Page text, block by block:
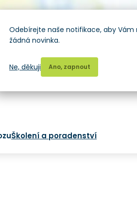
Školení a poradenství
Odebírejte naše notifikace, aby Vám
žádná novinka.
Ano, zapnout
Ne, děkuji